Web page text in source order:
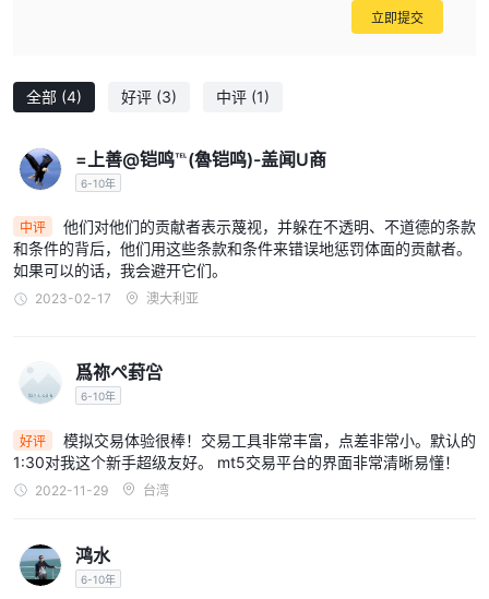
全部 (4) 好评 (3) 中评 (1)
=上善@铠鸣℡(魯铠鸣)-盖闻U商
6-10年
中评
他们对他们的贡献者表示蔑视，并躲在不透明、不道德的条款
和条件的背后，他们用这些条款和条件来错误地惩罚体面的贡献者。
如果可以的话，我会避开它们。
2023-02-17 澳大利亚
爲祢ぺ葑吢
6-10年
好评
模拟交易体验很棒！交易工具非常丰富，点差非常小。默认的
1:30对我这个新手超级友好。 mt5交易平台的界面非常清晰易懂！
2022-11-29 台湾
鸿水
6-10年
立即提交